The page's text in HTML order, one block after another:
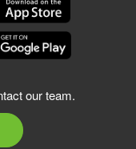
our team.